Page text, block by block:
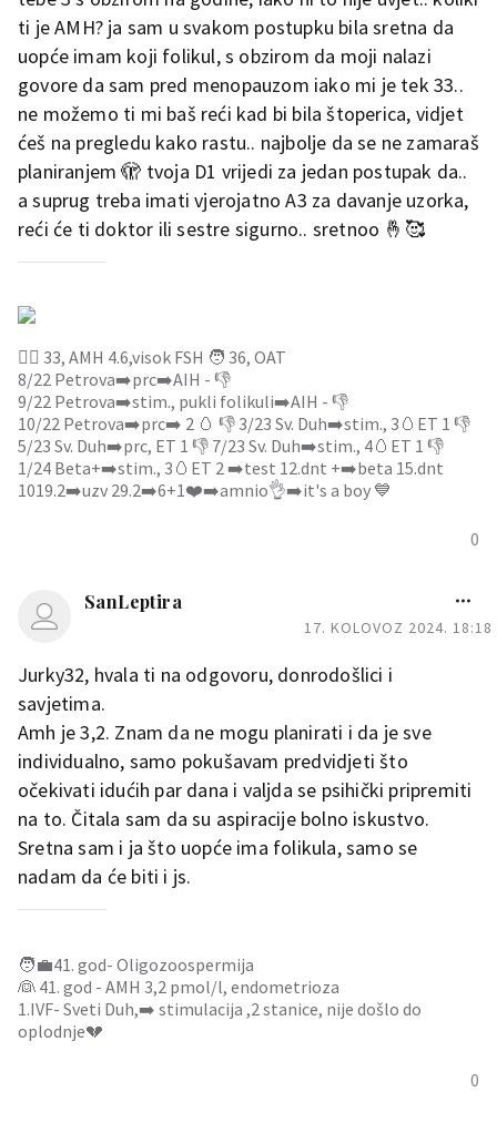
ti je AMH? ja sam u svakom postupku bila sretna da
uopće imam koji folikul, s obzirom da moji nalazi
govore da sam pred menopauzom iako mi je tek 33..
ne možemo ti mi baš reći kad bi bila štoperica, vidjet
ćeš na pregledu kako rastu.. najbolje da se ne zamaraš
planiranjem 🫣 tvoja D1 vrijedi za jedan postupak da..
a suprug treba imati vjerojatno A3 za davanje uzorka,
reći će ti doktor ili sestre sigurno.. sretnoo 🤞🥰
0
👱‍♀️ 33, AMH 4.6,visok FSH 🧑 36, OAT
8/22 Petrova➡️prc➡️AIH - 👎
9/22 Petrova➡️stim., pukli folikuli➡️AIH - 👎
10/22 Petrova➡️prc➡️ 2 🥚 👎 3/23 Sv. Duh➡️stim., 3🥚ET 1 👎
5/23 Sv. Duh➡️prc, ET 1 👎 7/23 Sv. Duh➡️stim., 4🥚ET 1 👎
1/24 Beta+➡️stim., 3🥚ET 2 ➡️test 12.dnt +➡️beta 15.dnt
1019.2➡️uzv 29.2➡️6+1❤️➡️amnio👌➡️it's a boy 💙
SanLeptira
17. KOLOVOZ 2024. 18:18
Jurky32, hvala ti na odgovoru, donrodošlici i
savjetima.
Amh je 3,2. Znam da ne mogu planirati i da je sve
individualno, samo pokušavam predvidjeti što
očekivati idućih par dana i valjda se psihički pripremiti
na to. Čitala sam da su aspiracije bolno iskustvo.
Sretna sam i ja što uopće ima folikula, samo se
nadam da će biti i js.
0
🧑‍💼41. god- Oligozoospermija
👰 41. god - AMH 3,2 pmol/l, endometrioza
1.IVF- Sveti Duh,➡️ stimulacija ,2 stanice, nije došlo do
oplodnje💔